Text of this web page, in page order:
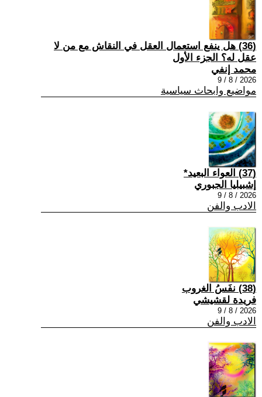
(36) هل ينفع استعمال العقل في النقاش مع من لا
عقل له؟ الجزء الأول
محمد إنفي
2026 / 8 / 9
مواضيع وابحاث سياسية
(37) العواء البعيد*
إشبيليا الجبوري
2026 / 8 / 9
الادب والفن
(38) نفَسُ الغروب
فريدة لقشيشي
2026 / 8 / 9
الادب والفن